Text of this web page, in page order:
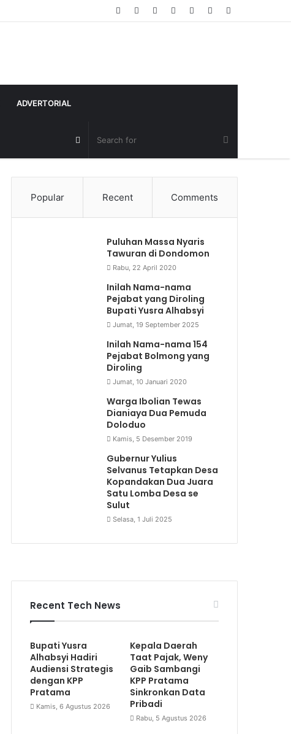
Random
ADVERTORIAL
Random
Article
Popular Recent Comments
Puluhan Massa Nyaris
Tawuran di Dondomon
Rabu, 22 April 2020
Inilah Nama-nama
Pejabat yang Diroling
Bupati Yusra Alhabsyi
Jumat, 19 September 2025
Inilah Nama-nama 154
Pejabat Bolmong yang
Diroling
Jumat, 10 Januari 2020
Warga Ibolian Tewas
Dianiaya Dua Pemuda
Doloduo
Kamis, 5 Desember 2019
Gubernur Yulius
Selvanus Tetapkan Desa
Kopandakan Dua Juara
Satu Lomba Desa se
Sulut
Selasa, 1 Juli 2025
Recent Tech News
Bupati Yusra
Alhabsyi Hadiri
Audiensi Strategis
dengan KPP
Pratama
Kamis, 6 Agustus 2026
Kepala Daerah
Taat Pajak, Weny
Gaib Sambangi
KPP Pratama
Sinkronkan Data
Pribadi
Rabu, 5 Agustus 2026